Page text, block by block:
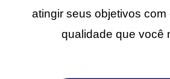
atingir seus objetivos com
qualidade que você